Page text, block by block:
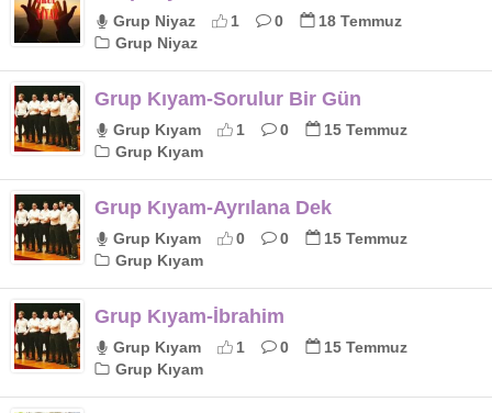
Grup Niyaz 1 0
18 Temmuz
Grup Niyaz
Grup Kıyam-Sorulur Bir Gün
Grup Kıyam 1 0
15 Temmuz
Grup Kıyam
Grup Kıyam-Ayrılana Dek
Grup Kıyam 0 0
15 Temmuz
Grup Kıyam
Grup Kıyam-İbrahim
Grup Kıyam 1 0
15 Temmuz
Grup Kıyam